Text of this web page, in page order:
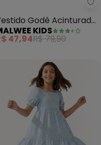
- Vestido (Azul
Godê Acinturado
(Azul Celeste)
KIDS
47,94R$ 79,90